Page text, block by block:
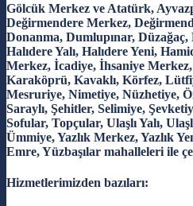
Gölcük Merkez ve Atatürk,
Değirmendere Merkez,
Donanma, Dumlupınar,
Halıdere Yalı, Halıdere Yeni,
Merkez, İcadiye, İhsaniye
Karaköprü, Kavaklı, Körfez,
Mesruriye, Nimetiye, Nüzhetiye,
Saraylı, Şehitler, Selimiye,
Sofular, Topçular, Ulaşlı Yalı,
Ümmiye, Yazlık Merkez, Yazlık
Emre, Yüzbaşılar mahalleleri ile
Hizmetlerimizden bazıları: